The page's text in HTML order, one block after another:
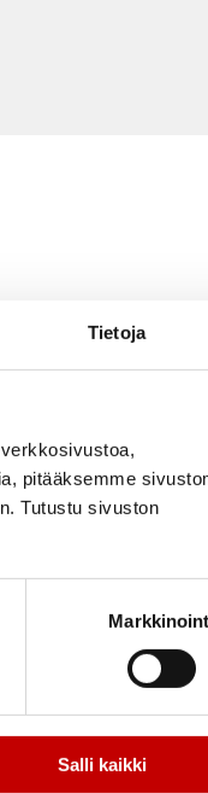
Tietoja
pitääksemme
Tutustu sivuston
Salli kaikki